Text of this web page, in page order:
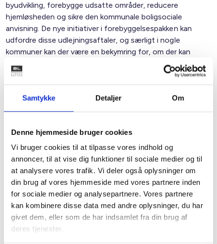
Samtykke Detaljer Om
Denne hjemmeside bruger cookies
Vi bruger cookies til at tilpasse vores indhold og
annoncer, til at vise dig funktioner til sociale medier og til
at analysere vores trafik. Vi deler også oplysninger om
din brug af vores hjemmeside med vores partnere inden
for sociale medier og analysepartnere. Vores partnere
kan kombinere disse data med andre oplysninger, du har
givet dem, eller som de har indsamlet fra din brug af
deres tjenester.
byudvikling, forebygge udsatte områder, reducere
hjemløsheden og sikre den kommunale boligsociale
anvisning. De nye initiativer i forebyggelsespakken kan
udfordre disse udlejningsaftaler, og særligt i nogle
kommuner kan der være en bekymring for, om der kan
sikres tilstrækkeligt med lejemål til den boligsociale
anvisning. I forhold til det oprindelige udspil noteres det, at
der er sket en lempelse, idet der arbejdes med en grænse
på 30% af lejemålene i en kommune omfattet af aftalen.
Vi har imidlertid fortsat en bekymring, og det er væsentligt,
ministeriet overvåger udviklingen. Det må være afgørende
for alle parter, at lovforslaget ikke utilsigtet rammer de
allersvageste i vores samfund.
Det er også afgørende, at der kommer nærmere
retningslinjer omkring udmøntningen af denne
bestemmelse – hvordan skal det i praksis gribes an.
Social eksport